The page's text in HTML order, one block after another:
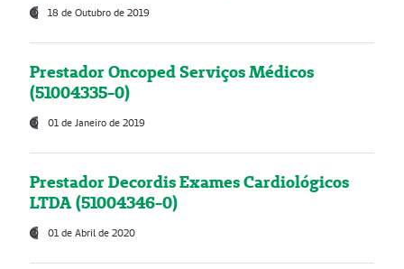
18 de Outubro de 2019
Prestador Oncoped Serviços Médicos
(51004335-0)
01 de Janeiro de 2019
Prestador Decordis Exames Cardiológicos
LTDA (51004346-0)
01 de Abril de 2020